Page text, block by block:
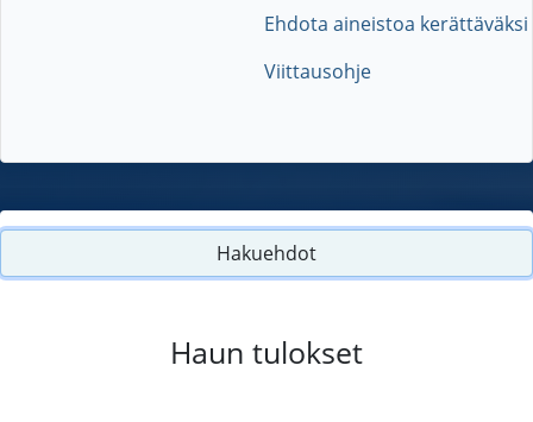
Ehdota aineistoa kerättäväksi
Viittausohje
Hakuehdot
Haun tulokset